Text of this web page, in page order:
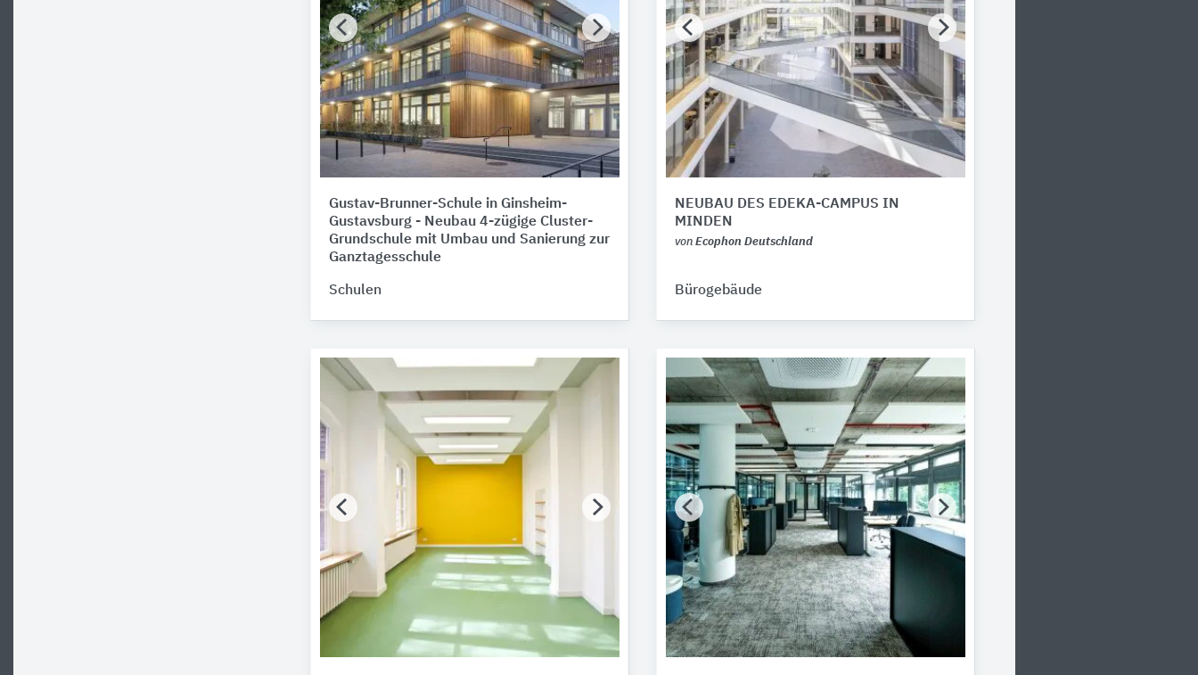
Gustav-Brunner-Schule in Ginsheim-
Gustavsburg - Neubau 4-zügige Cluster-
Grundschule mit Umbau und Sanierung zur
Ganztagesschule
Schulen
NEUBAU DES EDEKA-CAMPUS IN
MINDEN
von Ecophon Deutschland
Bürogebäude